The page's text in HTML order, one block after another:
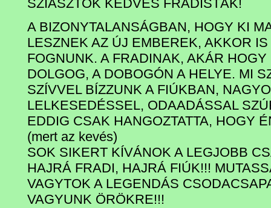
SZIASZTOK KEDVES FRADISTÁK!
A BIZONYTALANSÁGBAN, HOGY KI
LESZNEK AZ ÚJ EMBEREK, AKKOR
FOGNUNK. A FRADINAK, AKÁR
DOLGOG, A DOBOGÓN A HELYE. MI
SZÍVVEL BÍZZUNK A FIÚKBAN,
LELKESEDÉSSEL, ODAADÁSSAL
EDDIG CSAK HANGOZTATTA, HOGY
(mert az kevés)
SOK SIKERT KÍVÁNOK A LEGJOBB
HAJRÁ FRADI, HAJRÁ FIÚK!!!
VAGYTOK A LEGENDÁS
VAGYUNK ÖRÖKRE!!!